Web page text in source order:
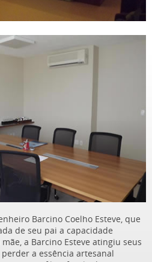
Barcino Coelho Esteve, que
de seu pai a capacidade
a Barcino Esteve atingiu seus
a essência artesanal